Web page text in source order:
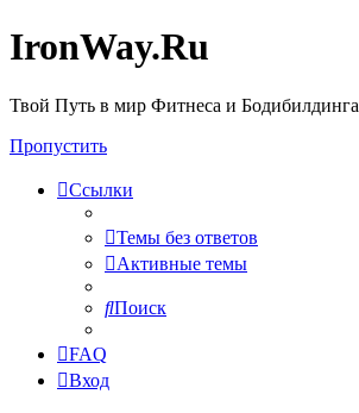
IronWay.Ru
Твой Путь в мир Фитнеса и Бодибилдинга
Пропустить
Ссылки
Темы без ответов
Активные темы
Поиск
FAQ
Вход